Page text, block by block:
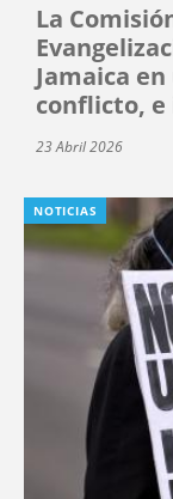
La
Jamaica
conflicto, e
23 Abril 2026
NOTICIAS